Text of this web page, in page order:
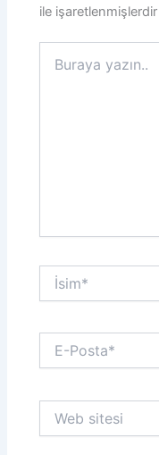
ile işaretlenmişlerdir
yazın..
İsim*
Posta*
sitesi